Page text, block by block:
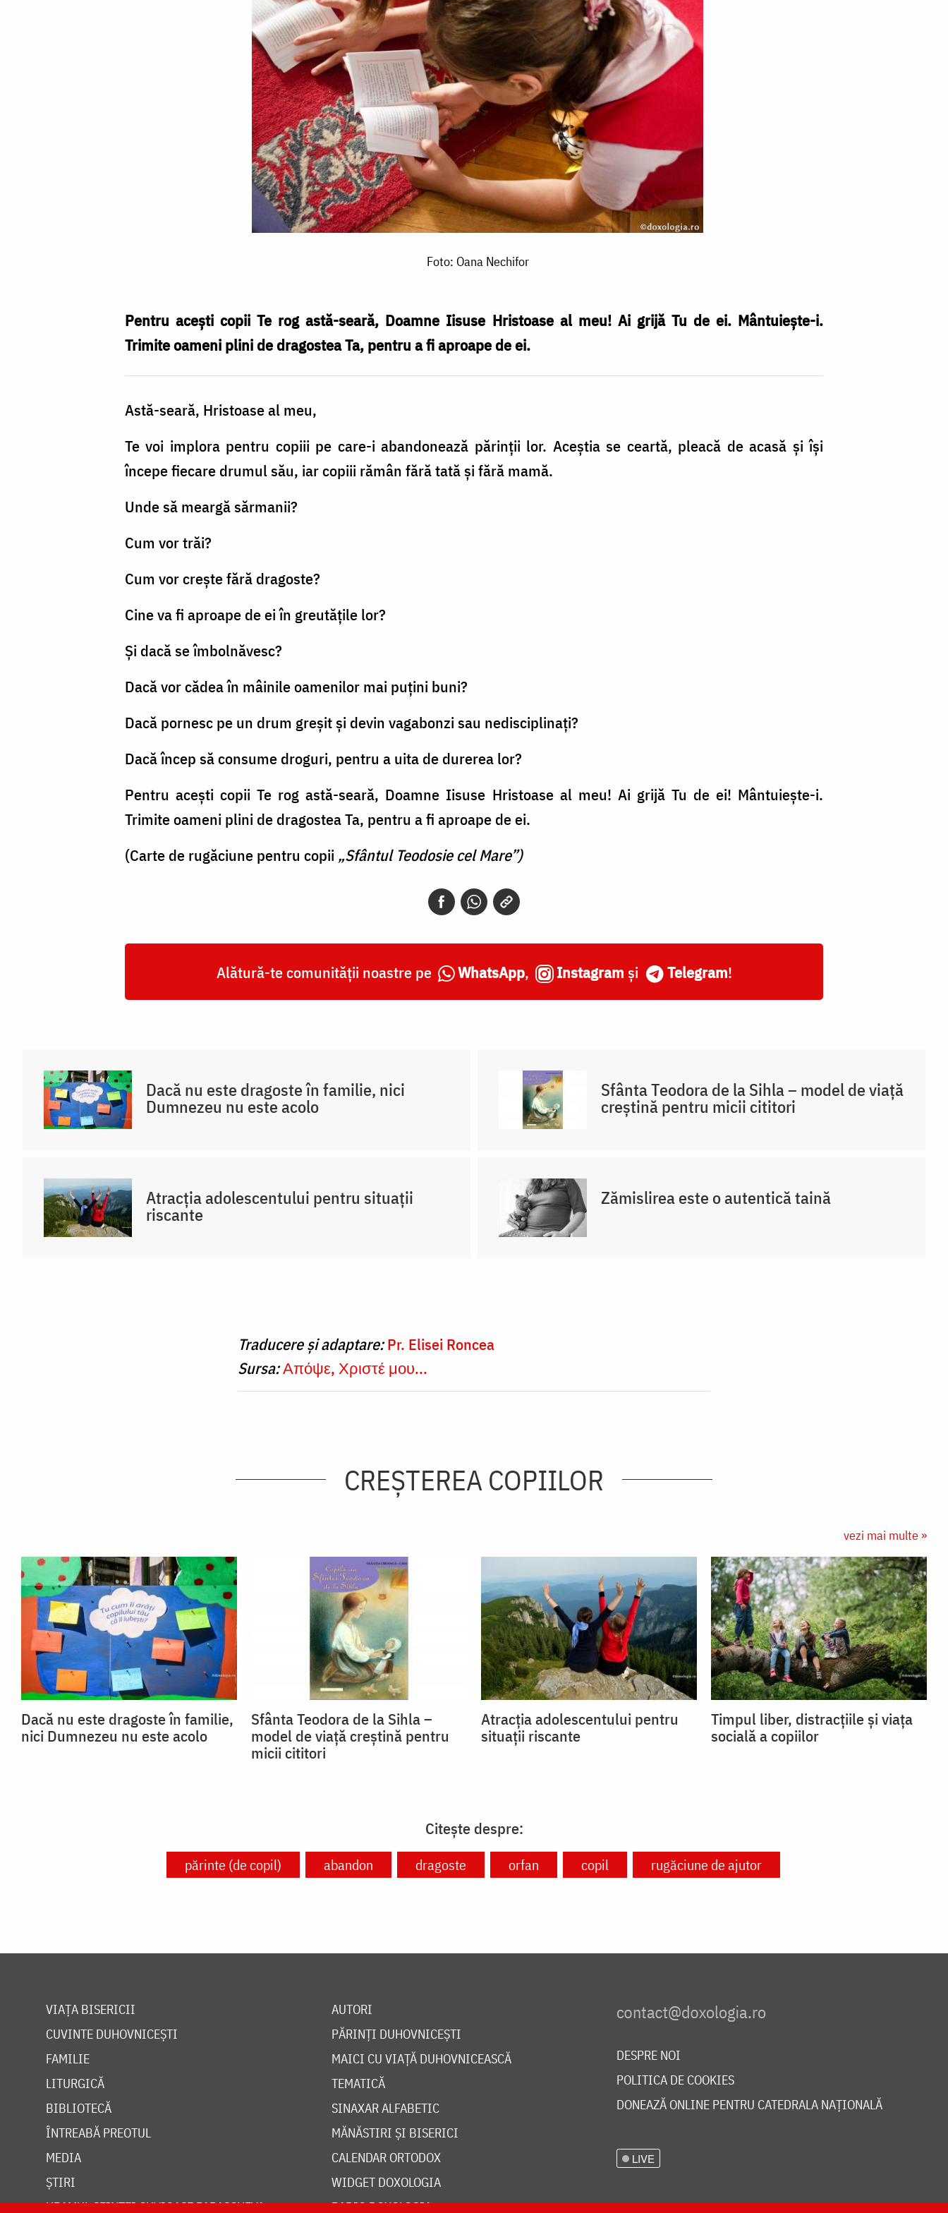
Foto: Oana Nechifor
Pentru acești copii Te rog astă-seară, Doamne Iisuse Hristoase al meu! Ai grijă Tu de ei. Mântuiește-i.
Trimite oameni plini de dragostea Ta, pentru a fi aproape de ei.
Astă-seară, Hristoase al meu,
Te voi implora pentru copiii pe care-i abandonează părinții lor. Aceștia se ceartă, pleacă de acasă și își
începe fiecare drumul său, iar copiii rămân fără tată și fără mamă.
Unde să meargă sărmanii?
Cum vor trăi?
Cum vor crește fără dragoste?
Cine va fi aproape de ei în greutățile lor?
Și dacă se îmbolnăvesc?
Dacă vor cădea în mâinile oamenilor mai puțini buni?
Dacă pornesc pe un drum greșit și devin vagabonzi sau nedisciplinați?
Dacă încep să consume droguri, pentru a uita de durerea lor?
Pentru acești copii Te rog astă-seară, Doamne Iisuse Hristoase al meu! Ai grijă Tu de ei! Mântuiește-i.
Trimite oameni plini de dragostea Ta, pentru a fi aproape de ei.
(Carte de rugăciune pentru copii „Sfântul Teodosie cel Mare”)
Alătură-te comunității noastre pe WhatsApp, Instagram și Telegram!
Dacă nu este dragoste în familie, nici
Dumnezeu nu este acolo
Sfânta Teodora de la Sihla – model de viaţă
creştină pentru micii cititori
Atracția adolescentului pentru situații
riscante
Zămislirea este o autentică taină
Traducere și adaptare:Pr. Elisei Roncea
Sursa:Απόψε, Χριστέ μου...
CREŞTEREA COPIILOR
vezi mai multe »
Dacă nu este dragoste în familie,
nici Dumnezeu nu este acolo
Sfânta Teodora de la Sihla –
model de viaţă creştină pentru
micii cititori
Atracția adolescentului pentru
situații riscante
Timpul liber, distracțiile și viața
socială a copiilor
Citește despre:
părinte (de copil) abandon dragoste orfan copil rugăciune de ajutor
VIAȚA BISERICII
CUVINTE DUHOVNICEȘTI
FAMILIE
LITURGICĂ
BIBLIOTECĂ
ÎNTREABĂ PREOTUL
MEDIA
ȘTIRI
HRAMUL SFINTEI CUVIOASE PARASCHEVA
AUTORI
PĂRINȚI DUHOVNICEȘTI
MAICI CU VIAȚĂ DUHOVNICEASCĂ
TEMATICĂ
SINAXAR ALFABETIC
MĂNĂSTIRI ȘI BISERICI
CALENDAR ORTODOX
WIDGET DOXOLOGIA
RADIO DOXOLOGIA
DESPRE NOI
POLITICA DE COOKIES
DONEAZĂ ONLINE PENTRU CATEDRALA NAȚIONALĂ
LIVE